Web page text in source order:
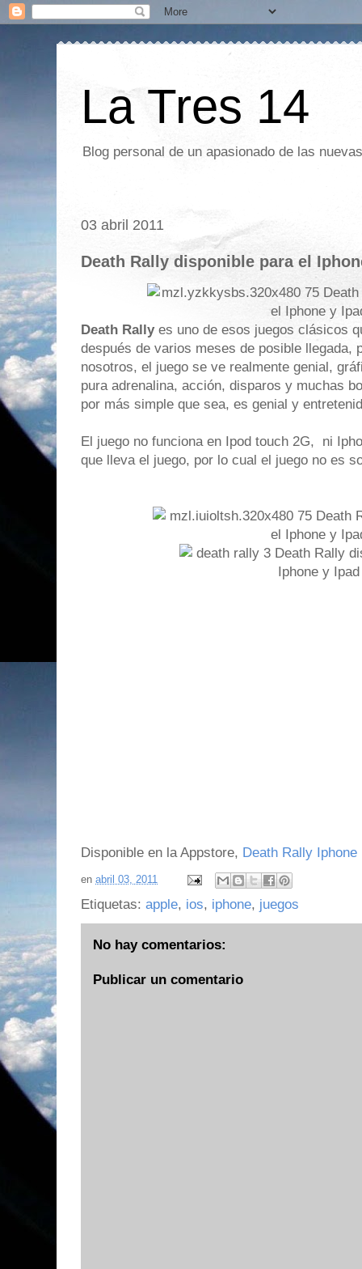
La Tres 14
Blog personal de un apasionado de las
03 abril 2011
Death Rally disponible para el
Death Rallyes uno de esos juegos clásicos
después de varios meses de posible llegada,
nosotros, el juego se ve realmente genial,
pura adrenalina, acción, disparos y muchas
por más simple que sea, es genial y
El juego no funciona en Ipod touch 2G, ni
que lleva el juego, por lo cual el juego no es
Disponible en la Appstore, Death Rally Iphone
en abril 03, 2011
Etiquetas: apple, ios, iphone, juegos
No hay comentarios:
Publicar un comentario